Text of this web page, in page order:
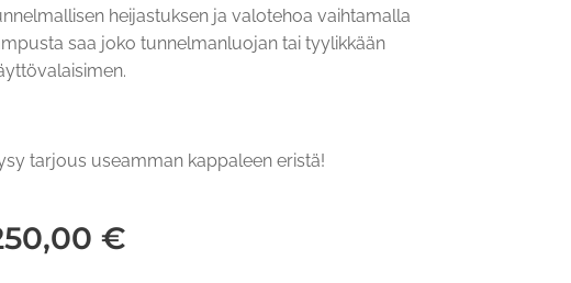
heijastuksen ja valotehoa vaihtamalla
saa joko tunnelmanluojan tai tyylikkään
tarjous useamman kappaleen eristä!
€